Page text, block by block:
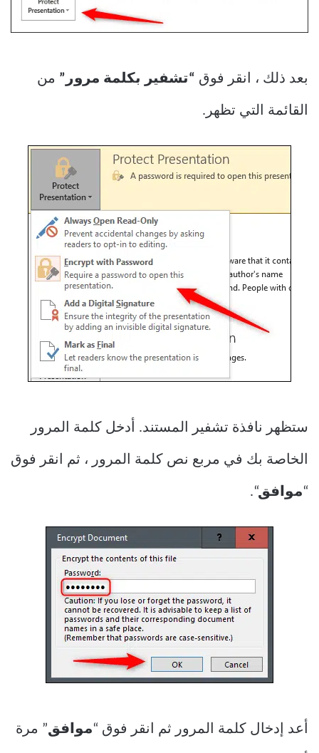
بعد ذلك ، انقر فوق “تشفير بكلمة مرور” من
القائمة التي تظهر.
ستظهر نافذة تشفير المستند. أدخل كلمة المرور
الخاصة بك في مربع نص كلمة المرور ، ثم انقر فوق
“موافق“.
أعد إدخال كلمة المرور ثم انقر فوق “موافق” مرة